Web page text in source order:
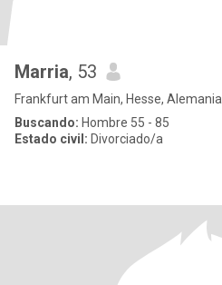
Marria, 53
Frankfurt am Main, Hesse, Alemania
Buscando: Hombre 55 - 85
Estado civil: Divorciado/a